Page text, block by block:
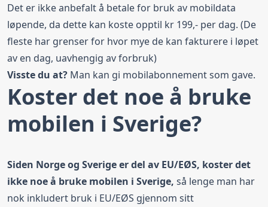
Det er ikke anbefalt å betale for bruk av mobildata
løpende, da dette kan koste opptil kr 199,- per dag. (De
fleste har grenser for hvor mye de kan fakturere i løpet
av en dag, uavhengig av forbruk)
Visste du at? Man kan gi mobilabonnement som gave.
Koster det noe å bruke
mobilen i Sverige?
Siden Norge og Sverige er del av EU/EØS, koster det
ikke noe å bruke mobilen i Sverige, så lenge man har
nok inkludert bruk i EU/EØS gjennom sitt